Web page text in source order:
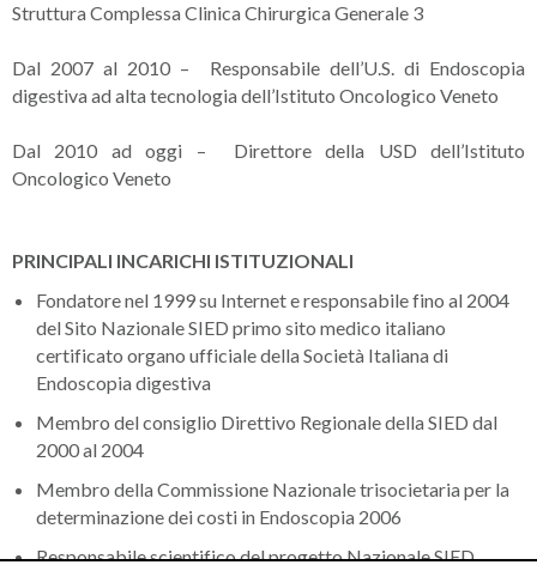
Struttura Complessa Clinica Chirurgica Generale 3
Dal 2007 al 2010 – Responsabile dell’U.S. di Endoscopia
digestiva ad alta tecnologia dell’Istituto Oncologico Veneto
Dal 2010 ad oggi – Direttore della USD dell’Istituto
Oncologico Veneto
PRINCIPALI INCARICHI ISTITUZIONALI
Fondatore nel 1999 su Internet e responsabile fino al 2004
del Sito Nazionale SIED primo sito medico italiano
certificato organo ufficiale della Società Italiana di
Endoscopia digestiva
Membro del consiglio Direttivo Regionale della SIED dal
2000 al 2004
Membro della Commissione Nazionale trisocietaria per la
determinazione dei costi in Endoscopia 2006
Responsabile scientifico del progetto Nazionale SIED